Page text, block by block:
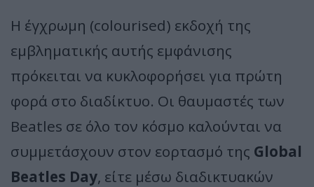
Η έγχρωμη (colourised) εκδοχή της
εμβληματικής αυτής εμφάνισης
πρόκειται να κυκλοφορήσει για πρώτη
φορά στο διαδίκτυο. Οι θαυμαστές των
Beatles σε όλο τον κόσμο καλούνται να
συμμετάσχουν στον εορτασμό της Global
Beatles Day, είτε μέσω διαδικτυακών